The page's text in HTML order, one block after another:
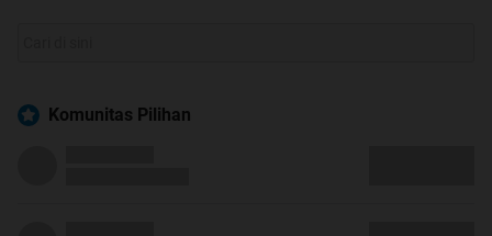
Komunitas Pilihan